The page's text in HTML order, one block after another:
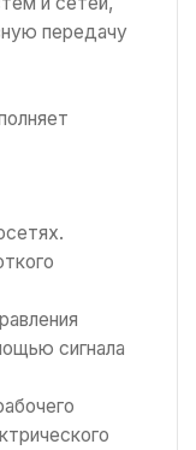
передачу
сигнала